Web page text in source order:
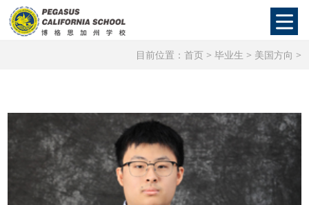
目前位置： 首页> 毕业生 > 美国方向 >